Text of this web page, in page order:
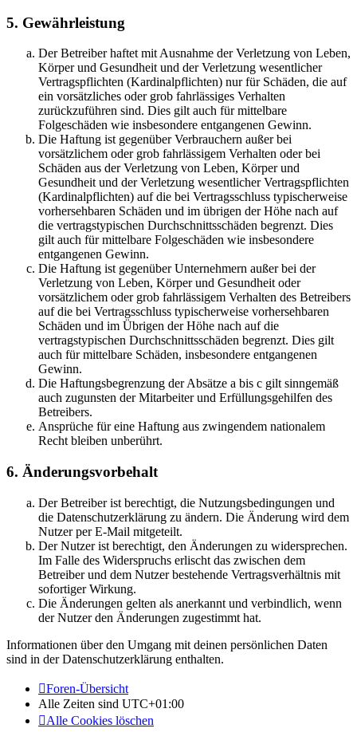
5. Gewährleistung
Der Betreiber haftet mit Ausnahme der Verletzung von Leben,
Körper und Gesundheit und der Verletzung wesentlicher
Vertragspflichten (Kardinalpflichten) nur für Schäden, die auf
ein vorsätzliches oder grob fahrlässiges Verhalten
zurückzuführen sind. Dies gilt auch für mittelbare
Folgeschäden wie insbesondere entgangenen Gewinn.
Die Haftung ist gegenüber Verbrauchern außer bei
vorsätzlichem oder grob fahrlässigem Verhalten oder bei
Schäden aus der Verletzung von Leben, Körper und
Gesundheit und der Verletzung wesentlicher Vertragspflichten
(Kardinalpflichten) auf die bei Vertragsschluss typischerweise
vorhersehbaren Schäden und im übrigen der Höhe nach auf
die vertragstypischen Durchschnittsschäden begrenzt. Dies
gilt auch für mittelbare Folgeschäden wie insbesondere
entgangenen Gewinn.
Die Haftung ist gegenüber Unternehmern außer bei der
Verletzung von Leben, Körper und Gesundheit oder
vorsätzlichem oder grob fahrlässigem Verhalten des Betreibers
auf die bei Vertragsschluss typischerweise vorhersehbaren
Schäden und im Übrigen der Höhe nach auf die
vertragstypischen Durchschnittsschäden begrenzt. Dies gilt
auch für mittelbare Schäden, insbesondere entgangenen
Gewinn.
Die Haftungsbegrenzung der Absätze a bis c gilt sinngemäß
auch zugunsten der Mitarbeiter und Erfüllungsgehilfen des
Betreibers.
Ansprüche für eine Haftung aus zwingendem nationalem
Recht bleiben unberührt.
6. Änderungsvorbehalt
Der Betreiber ist berechtigt, die Nutzungsbedingungen und
die Datenschutzerklärung zu ändern. Die Änderung wird dem
Nutzer per E-Mail mitgeteilt.
Der Nutzer ist berechtigt, den Änderungen zu widersprechen.
Im Falle des Widerspruchs erlischt das zwischen dem
Betreiber und dem Nutzer bestehende Vertragsverhältnis mit
sofortiger Wirkung.
Die Änderungen gelten als anerkannt und verbindlich, wenn
der Nutzer den Änderungen zugestimmt hat.
Informationen über den Umgang mit deinen persönlichen Daten
sind in der Datenschutzerklärung enthalten.
Foren-Übersicht
Alle Zeiten sind UTC+01:00
Alle Cookies löschen